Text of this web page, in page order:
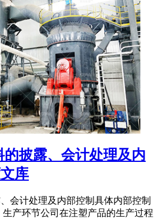
披露、会计处理及内
库
会计处理及内部控制具体内部控制
产环节公司在注塑产品的生产过程